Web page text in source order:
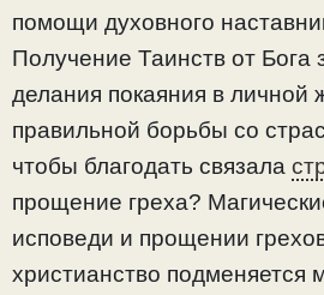
помощи духовного
Получение Таинств от Бога
делания покаяния в
правильной борьбы со
чтобы благодать связала
прощение греха?
исповеди и прощении
христианство подменяется